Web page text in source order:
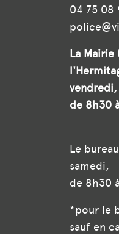
04 75 08
La Mairie
vendredi,
de 8h30
Le
samedi,
de 8h30
*pour le
sauf en